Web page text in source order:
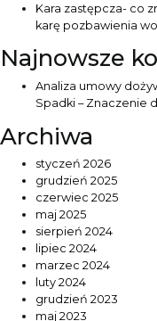
Kara zastępcza- co
karę pozbawienia
Najnowsze
Analiza umowy
Spadki – Znaczenie
Archiwa
styczeń 2026
grudzień 2025
czerwiec 2025
maj 2025
sierpień 2024
lipiec 2024
marzec 2024
luty 2024
grudzień 2023
maj 2023